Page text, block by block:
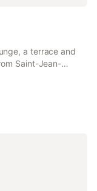
a terrace and
Saint-Jean-
Station and 18 km
is situated 7.